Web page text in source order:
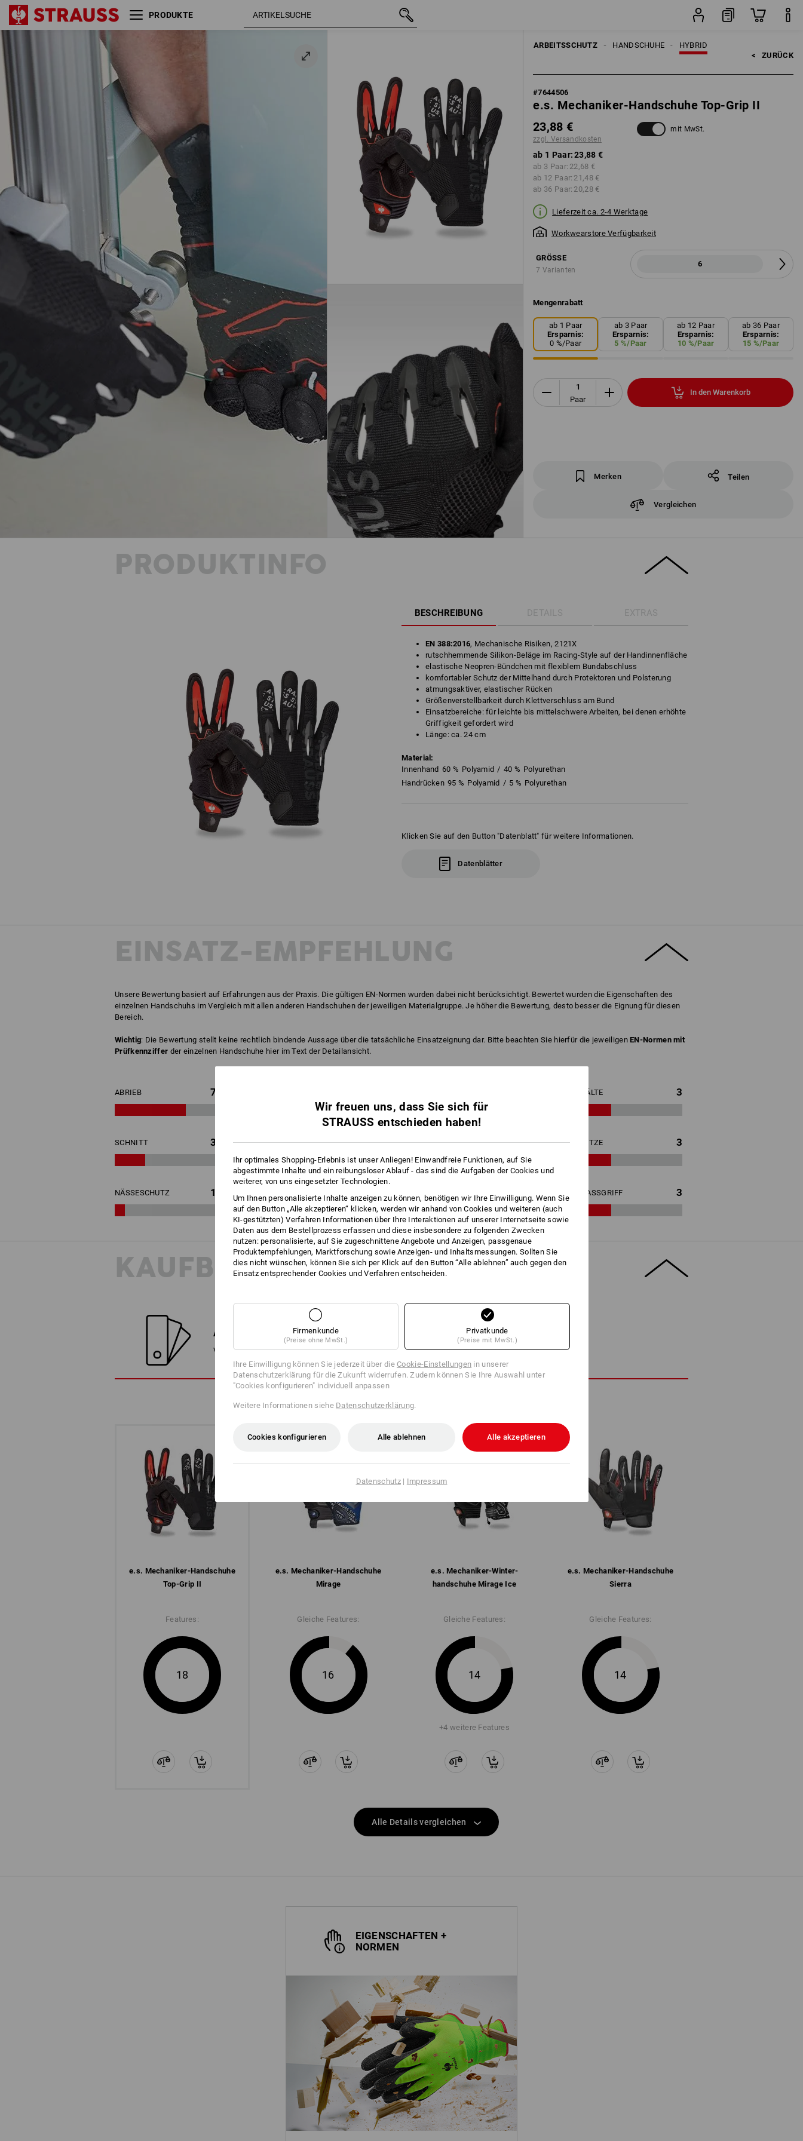
PRODUKTE
ARBEITSSCHUTZ HYBRID
HANDSCHUHE
< ZURÜCK
#7644506
e.s. Mechaniker-Handschuhe Top-Grip II
23,88 €
zzgl. Versandkosten
mit MwSt.
ab 1 Paar:23,88 €
ab 3 Paar: 22,68 €
ab 12 Paar: 21,48 €
ab 36 Paar: 20,28 €
Lieferzeit ca. 2-4 Werktage
Workwearstore Verfügbarkeit
GRÖSSE
7 Varianten
6
Mengenrabatt
ab 1 Paar
Ersparnis:
0 %/Paar
ab 3 Paar
Ersparnis:
5 %/Paar
ab 12 Paar
Ersparnis:
10 %/Paar
ab 36 Paar
Ersparnis:
15 %/Paar
Paar
In den Warenkorb
Merken Teilen
Vergleichen
e.s. Mechaniker-Handschuhe
Top-Grip II
6 23,88 €
PRODUKTINFO
BESCHREIBUNG DETAILS EXTRAS
EN 388:2016, Mechanische Risiken, 2121X
rutschhemmende Silikon-Beläge im Racing-Style auf der Handinnenfläche
elastische Neopren-Bündchen mit flexiblem Bundabschluss
komfortabler Schutz der Mittelhand durch Protektoren und Polsterung
atmungsaktiver, elastischer Rücken
Größenverstellbarkeit durch Klettverschluss am Bund
Einsatzbereiche: für leichte bis mittelschwere Arbeiten, bei denen erhöhte
Griffigkeit gefordert wird
Länge: ca. 24 cm
Material:
Innenhand 60 % Polyamid / 40 % Polyurethan
Handrücken 95 % Polyamid / 5 % Polyurethan
Klicken Sie auf den Button "Datenblatt" für weitere Informationen.
Datenblätter
EINSATZ-EMPFEHLUNG
Unsere Bewertung basiert auf Erfahrungen aus der Praxis. Die gültigen EN-Normen wurden dabei nicht berücksichtigt. Bewertet wurden die Eigenschaften des
einzelnen Handschuhs im Vergleich mit allen anderen Handschuhen der jeweiligen Materialgruppe. Je höher die Bewertung, desto besser die Eignung für diesen
Bereich.
Wichtig: Die Bewertung stellt keine rechtlich bindende Aussage über die tatsächliche Einsatzeignung dar. Bitte beachten Sie hierfür die jeweiligenEN-Normen mit
Prüfkennziffer der einzelnen Handschuhe hier im Text der Detailansicht.
ABRIEB 7 KÄLTE 3
SCHNITT 3 FEINGEFÜHL 5 FETT/ÖL 2 HITZE 3
NÄSSESCHUTZ 1 2 REISSEN NASSGRIFF 3
KAUFBERATUNG
ALTERNATIVEN FINDEN
Vergleichen Sie den aktuellen Artikel mit den besten Alternativen
e.s. Mechaniker-Handschuhe
Top-Grip II
Features:
18
e.s. Mechaniker-Handschuhe
Mirage
e.s. Mechaniker-Winter­
handschuhe Mirage Ice
e.s. Mechaniker-Handschuhe
Sierra
Gleiche Features:
16
Gleiche Features:
14
+4 weitere Features
Gleiche Features:
14
Alle Details vergleichen
EIGENSCHAFTEN +
NORMEN
Wir freuen uns, dass Sie sich für
STRAUSS entschieden haben!
Ihr optimales Shopping-Erlebnis ist unser Anliegen! Einwandfreie Funktionen, auf Sie
abgestimmte Inhalte und ein reibungsloser Ablauf - das sind die Aufgaben der Cookies und
weiterer, von uns eingesetzter Technologien.
Um Ihnen personalisierte Inhalte anzeigen zu können, benötigen wir Ihre Einwilligung. Wenn Sie
auf den Button „Alle akzeptieren“ klicken, werden wir anhand von Cookies und weiteren (auch
KI-gestützten) Verfahren Informationen über Ihre Interaktionen auf unserer Internetseite sowie
Daten aus dem Bestellprozess erfassen und diese insbesondere zu folgenden Zwecken
nutzen: personalisierte, auf Sie zugeschnittene Angebote und Anzeigen, passgenaue
Produktempfehlungen, Marktforschung sowie Anzeigen- und Inhaltsmessungen. Sollten Sie
dies nicht wünschen, können Sie sich per Klick auf den Button “Alle ablehnen” auch gegen den
Einsatz entsprechender Cookies und Verfahren entscheiden.
Firmenkunde
(Preise ohne MwSt.)
Privatkunde
(Preise mit MwSt.)
Ihre Einwilligung können Sie jederzeit über dieCookie-Einstellungen in unserer
Datenschutzerklärung für die Zukunft widerrufen. Zudem können Sie Ihre Auswahl unter
"Cookies konfigurieren" individuell anpassen
Weitere Informationen siehe Datenschutzerklärung.
Cookies konfigurieren Alle ablehnen Alle akzeptieren
Datenschutz| Impressum